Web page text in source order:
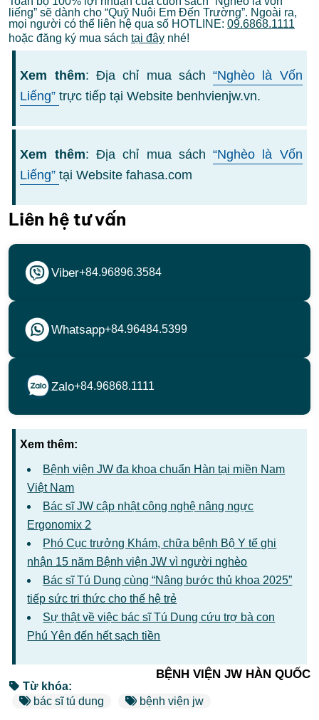
liếng” sẽ dành cho “Quỹ Nuôi Em Đến Trường”. Ngoài ra,
mọi người có thể liên hệ qua số HOTLINE: 09.6868.1111
hoặc đăng ký mua sách tại đây nhé!
Xem thêm: Địa chỉ mua sách“Nghèo là Vốn
Liếng”trực tiếp tại Website benhvienjw.vn.
Xem thêm: Địa chỉ mua sách“Nghèo là Vốn
Liếng”tại Website fahasa.com
Liên hệ tư vấn
Viber+84.96896.3584
Whatsapp+84.96484.5399
Zalo+84.96868.1111
Xem thêm:
Bệnh viện JW đa khoa chuẩn Hàn tại miền Nam
Việt Nam
Bác sĩ JW cập nhật công nghệ nâng ngực
Ergonomix 2
Phó Cục trưởng Khám, chữa bệnh Bộ Y tế ghi
nhận 15 năm Bệnh viện JW vì người nghèo
Bác sĩ Tú Dung cùng “Nâng bước thủ khoa 2025”
tiếp sức tri thức cho thế hệ trẻ
Sự thật về việc bác sĩ Tú Dung cứu trợ bà con
Phú Yên đến hết sạch tiền
BỆNH VIỆN JW HÀN QUỐC
Từ khóa:
bác sĩ tú dung
bệnh viện jw